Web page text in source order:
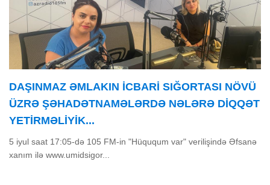
DAŞINMAZ ƏMLAKIN ICBARI SIĞORTASI NÖVÜ
ÜZRƏ ŞƏHADƏTNAMƏLƏRDƏ NƏLƏRƏ DIQQƏT
YETIRMƏLIYIK...
5 iyul saat 17:05-də 105 FM-in "Hüququm var" verilişində Əfsanə
xanım ilə www.umidsigor...